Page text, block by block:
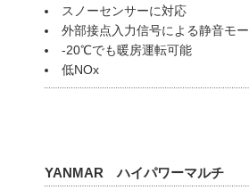
スノーセンサーに対応
外部接点入力信号による静音モ
-20℃でも暖房運転可能
低NOx
YANMAR ハイパワーマルチ